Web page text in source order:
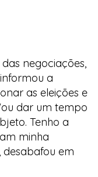
negociações,
a
as eleições e
dar um tempo
Tenho a
minha
desabafou em